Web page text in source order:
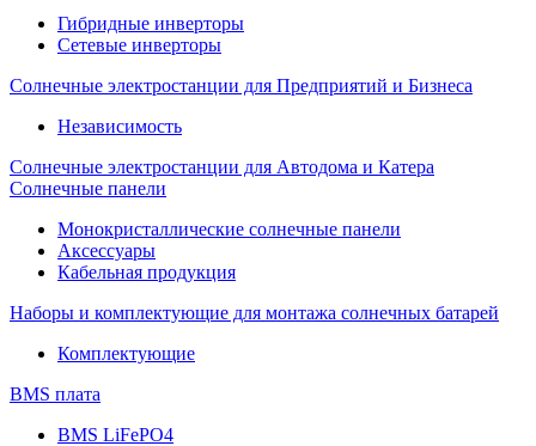
Гибридные инверторы
Сетевые инверторы
Солнечные электростанции для Предприятий и Бизнеса
Независимость
Солнечные электростанции для Автодома и Катера
Солнечные панели
Монокристаллические солнечные панели
Аксессуары
Кабельная продукция
Наборы и комплектующие для монтажа солнечных батарей
Комплектующие
BMS плата
BMS LiFePO4